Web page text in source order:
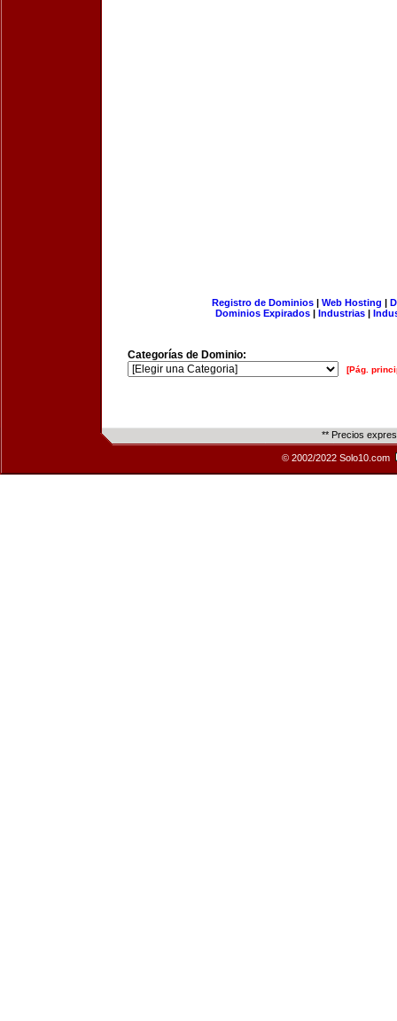
Registro de Dominios| Web Hosting |
Dominios Expirados | Industrias |
Categorías de Dominio:
[Pág.
** Precios
© 2002/2022 Solo10.com